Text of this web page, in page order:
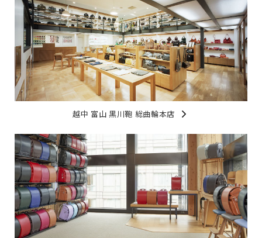
越中 富山 黒川鞄 総曲輪本店